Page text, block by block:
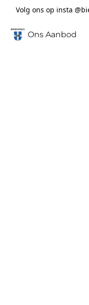
Volg ons op insta
Ons Aanbod